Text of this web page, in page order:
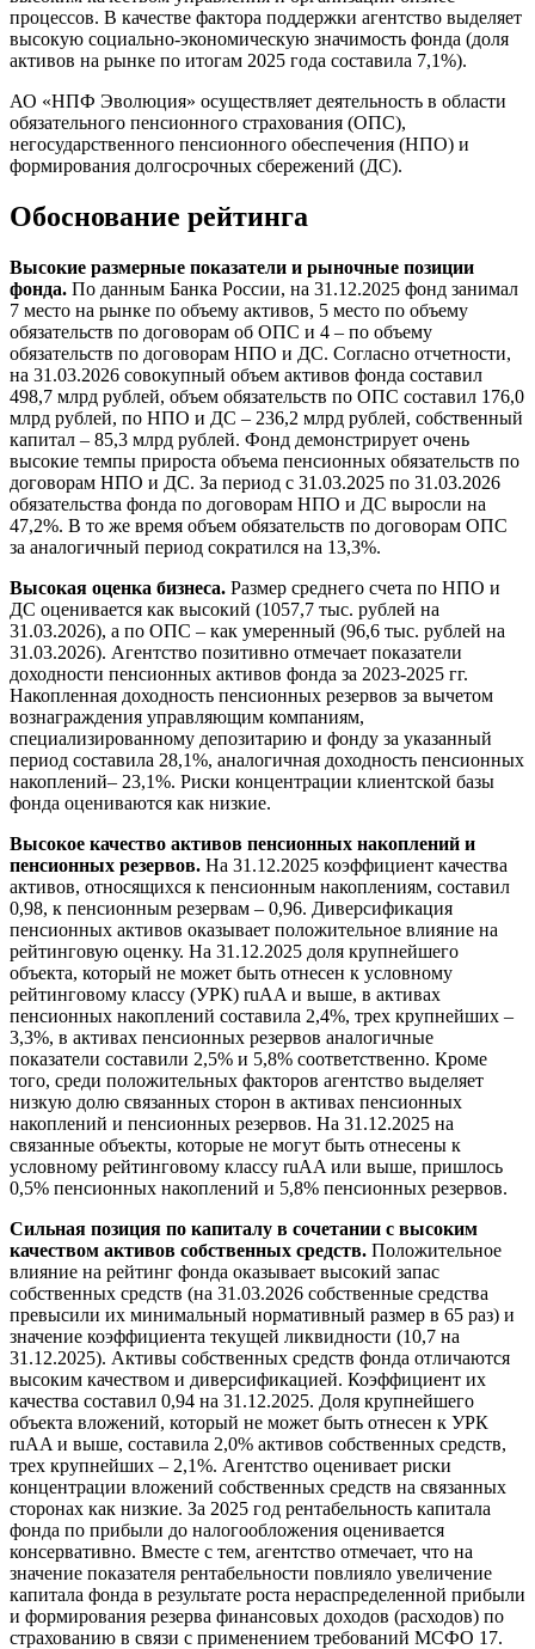
процессов. В качестве фактора поддержки агентство выделяет
высокую социально-экономическую значимость фонда (доля
активов на рынке по итогам 2025 года составила 7,1%).
АО «НПФ Эволюция» осуществляет деятельность в области
обязательного пенсионного страхования (ОПС),
негосударственного пенсионного обеспечения (НПО) и
формирования долгосрочных сбережений (ДС).
Обоснование рейтинга
Высокие размерные показатели и рыночные позиции
фонда. По данным Банка России, на 31.12.2025 фонд занимал
7 место на рынке по объему активов, 5 место по объему
обязательств по договорам об ОПС и 4 – по объему
обязательств по договорам НПО и ДС. Согласно отчетности,
на 31.03.2026 совокупный объем активов фонда составил
498,7 млрд рублей, объем обязательств по ОПС составил 176,0
млрд рублей, по НПО и ДС – 236,2 млрд рублей, собственный
капитал – 85,3 млрд рублей. Фонд демонстрирует очень
высокие темпы прироста объема пенсионных обязательств по
договорам НПО и ДС. За период с 31.03.2025 по 31.03.2026
обязательства фонда по договорам НПО и ДС выросли на
47,2%. В то же время объем обязательств по договорам ОПС
за аналогичный период сократился на 13,3%.
Высокая оценка бизнеса. Размер среднего счета по НПО и
ДС оценивается как высокий (1057,7 тыс. рублей на
31.03.2026), а по ОПС – как умеренный (96,6 тыс. рублей на
31.03.2026). Агентство позитивно отмечает показатели
доходности пенсионных активов фонда за 2023-2025 гг.
Накопленная доходность пенсионных резервов за вычетом
вознаграждения управляющим компаниям,
специализированному депозитарию и фонду за указанный
период составила 28,1%, аналогичная доходность пенсионных
накоплений– 23,1%. Риски концентрации клиентской базы
фонда оцениваются как низкие.
Высокое качество активов пенсионных накоплений и
пенсионных резервов. На 31.12.2025 коэффициент качества
активов, относящихся к пенсионным накоплениям, составил
0,98, к пенсионным резервам – 0,96. Диверсификация
пенсионных активов оказывает положительное влияние на
рейтинговую оценку. На 31.12.2025 доля крупнейшего
объекта, который не может быть отнесен к условному
рейтинговому классу (УРК) ruAA и выше, в активах
пенсионных накоплений составила 2,4%, трех крупнейших –
3,3%, в активах пенсионных резервов аналогичные
показатели составили 2,5% и 5,8% соответственно. Кроме
того, среди положительных факторов агентство выделяет
низкую долю связанных сторон в активах пенсионных
накоплений и пенсионных резервов. На 31.12.2025 на
связанные объекты, которые не могут быть отнесены к
условному рейтинговому классу ruAA или выше, пришлось
0,5% пенсионных накоплений и 5,8% пенсионных резервов.
Сильная позиция по капиталу в сочетании с высоким
качеством активов собственных средств. Положительное
влияние на рейтинг фонда оказывает высокий запас
собственных средств (на 31.03.2026 собственные средства
превысили их минимальный нормативный размер в 65 раз) и
значение коэффициента текущей ликвидности (10,7 на
31.12.2025). Активы собственных средств фонда отличаются
высоким качеством и диверсификацией. Коэффициент их
качества составил 0,94 на 31.12.2025. Доля крупнейшего
объекта вложений, который не может быть отнесен к УРК
ruAA и выше, составила 2,0% активов собственных средств,
трех крупнейших – 2,1%. Агентство оценивает риски
концентрации вложений собственных средств на связанных
сторонах как низкие. За 2025 год рентабельность капитала
фонда по прибыли до налогообложения оценивается
консервативно. Вместе с тем, агентство отмечает, что на
значение показателя рентабельности повлияло увеличение
капитала фонда в результате роста нераспределенной прибыли
и формирования резерва финансовых доходов (расходов) по
страхованию в связи с применением требований МСФО 17.